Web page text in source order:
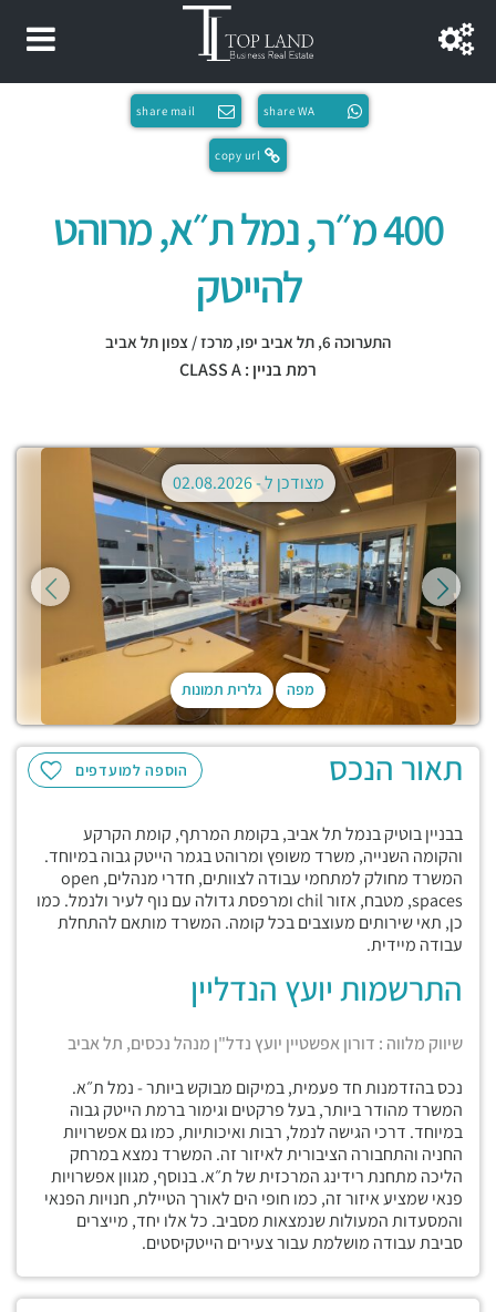
share WA
share mail
copy url
400 מ״ר, נמל ת״א, מרוהט
להייטק
התערוכה 6, תל אביב יפו, מרכז / צפון תל אביב
רמת בניין : CLASS A
מפה גלרית תמונות
מצודכן ל -02.08.2026
הוספה למועדפים תאור הנכס
בבניין בוטיק בנמל תל אביב, בקומת המרתף, קומת הקרקע
והקומה השנייה, משרד משופץ ומרוהט בגמר הייטק גבוה במיוחד.
המשרד מחולק למתחמי עבודה לצוותים, חדרי מנהלים, open
spaces, מטבח, אזור chil ומרפסת גדולה עם נוף לעיר ולנמל. כמו
כן, תאי שירותים מעוצבים בכל קומה. המשרד מותאם להתחלת
עבודה מיידית.
התרשמות יועץ הנדליין
שיווק מלווה : דורון אפשטיין יועץ נדל"ן מנהל נכסים, תל אביב
נכס בהזדמנות חד פעמית, במיקום מבוקש ביותר - נמל ת״א.
המשרד מהודר ביותר, בעל פרקטים וגימור ברמת הייטק גבוה
במיוחד. דרכי הגישה לנמל, רבות ואיכותיות, כמו גם אפשרויות
החניה והתחבורה הציבורית לאיזור זה. המשרד נמצא במרחק
הליכה מתחנת רידינג המרכזית של ת״א. בנוסף, מגוון אפשרויות
פנאי שמציע איזור זה, כמו חופי הים לאורך הטיילת, חנויות הפנאי
והמסעדות המעולות שנמצאות מסביב. כל אלו יחד, מייצרים
סביבת עבודה מושלמת עבור צעירים הייטקיסטים.